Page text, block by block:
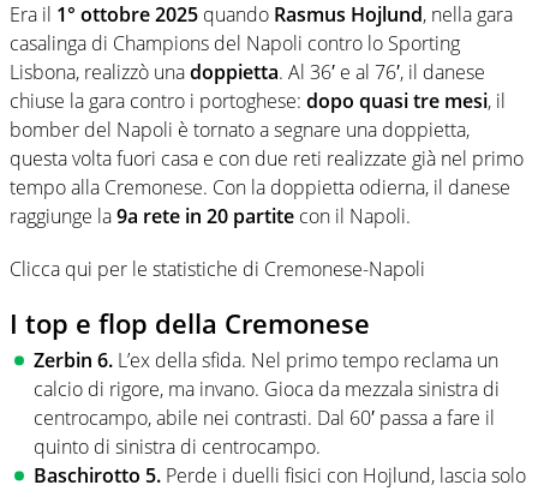
Era il 1° ottobre 2025 quando Rasmus Hojlund, nella gara
casalinga di Champions del Napoli contro lo Sporting
Lisbona, realizzò unadoppietta. Al 36′ e al 76′, il danese
chiuse la gara contro i portoghese: dopo quasi tre mesi, il
bomber del Napoli è tornato a segnare una doppietta,
questa volta fuori casa e con due reti realizzate già nel primo
tempo alla Cremonese. Con la doppietta odierna, il danese
raggiunge la9a rete in 20 partite con il Napoli.
Clicca qui per le statistiche di Cremonese-Napoli
I top e flop della Cremonese
Zerbin 6. L’ex della sfida. Nel primo tempo reclama un
calcio di rigore, ma invano. Gioca da mezzala sinistra di
centrocampo, abile nei contrasti. Dal 60′ passa a fare il
quinto di sinistra di centrocampo.
Baschirotto 5. Perde i duelli fisici con Hojlund, lascia solo